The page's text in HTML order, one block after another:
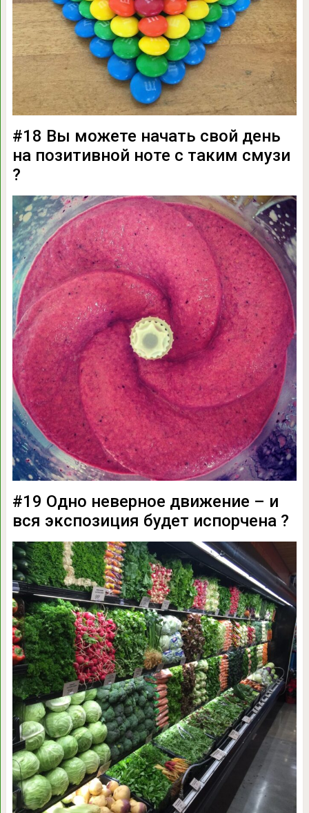
#18 Вы можете начать свой день
на позитивной ноте с таким смузи
?
#19 Одно неверное движение – и
вся экспозиция будет испорчена ?